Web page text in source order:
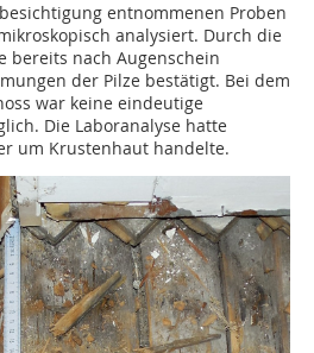
entnommenen Proben
analysiert. Durch die
bereits nach Augenschein
der Pilze bestätigt. Bei dem
war keine eindeutige
Die Laboranalyse hatte
um Krustenhaut handelte.